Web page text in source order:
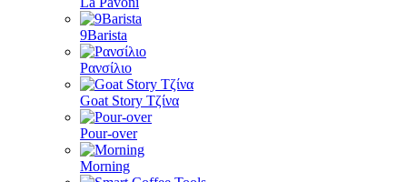
9Barista
Ρανσίλιο
Goat Story Τζίνα
Pour-over
Morning